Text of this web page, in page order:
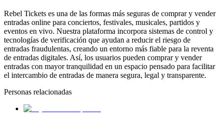
Rebel Tickets es una de las formas más seguras de comprar y vender
entradas online para conciertos, festivales, musicales, partidos y
eventos en vivo. Nuestra plataforma incorpora sistemas de control y
tecnologías de verificación que ayudan a reducir el riesgo de
entradas fraudulentas, creando un entorno más fiable para la reventa
de entradas digitales. Así, los usuarios pueden comprar y vender
entradas con mayor tranquilidad en un espacio pensado para facilitar
el intercambio de entradas de manera segura, legal y transparente.
Personas relacionadas